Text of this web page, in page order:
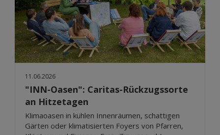
11.06.2026
"INN-Oasen": Caritas-Rückzugssorte
an Hitzetagen
Klimaoasen in kühlen Innenräumen, schattigen
Gärten oder klimatisierten Foyers von Pfarren,